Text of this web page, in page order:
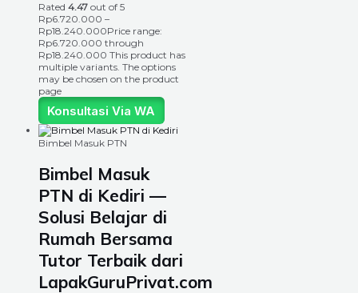
Rated 4.47 out of 5
Rp6.720.000 –
Rp18.240.000Price range:
Rp6.720.000 through
Rp18.240.000 This product has
multiple variants. The options
may be chosen on the product
page
Konsultasi Via WA
Bimbel Masuk PTN
Bimbel Masuk
PTN di Kediri —
Solusi Belajar di
Rumah Bersama
Tutor Terbaik dari
LapakGuruPrivat.com